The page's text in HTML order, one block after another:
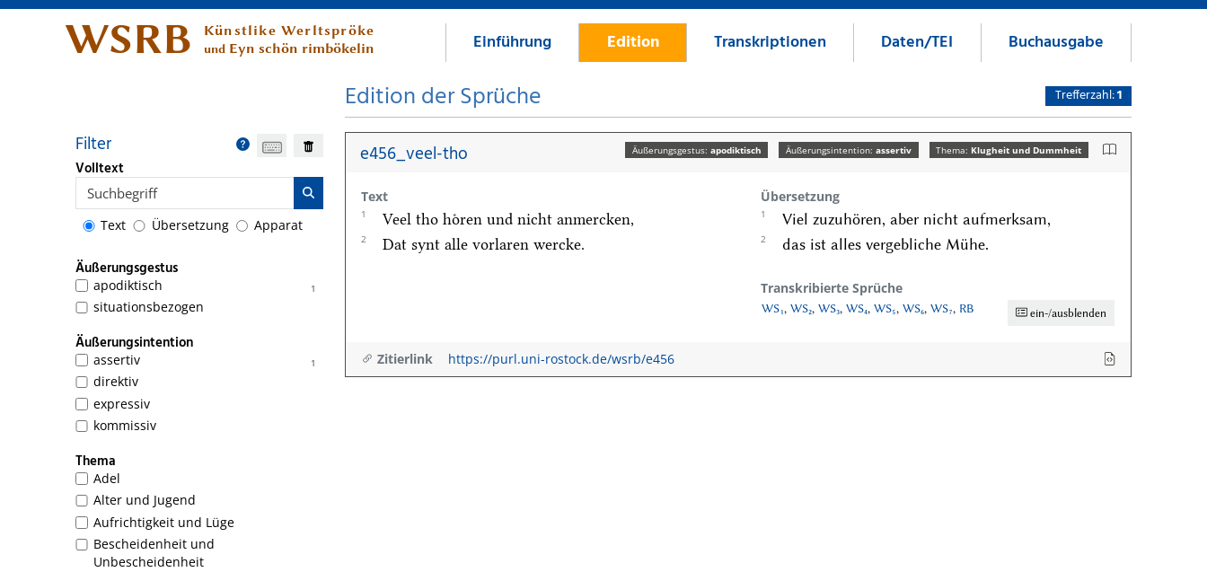
WSRB Künstlike Werltspröke
und Eyn schön rimbökelin Einführung Edition Transkriptionen Daten/TEI Buchausgabe
Filter
Volltext
Text Übersetzung Apparat
Äußerungsgestus
1
apodiktisch
situationsbezogen
Äußerungsintention
1
assertiv
direktiv
expressiv
kommissiv
Thema
Adel
Alter und Jugend
Aufrichtigkeit und Lüge
Bescheidenheit und
Unbescheidenheit
Edition der Sprüche Trefferzahl:1
Äußerungsgestus: apodiktisch Äußerungsintention:assertiv Thema: Klugheit und Dummheit
e456_veel-tho
Text Übersetzung
1 Veel tho hoͤren und nicht anmercken, 1 Viel zuzuhören, aber nicht aufmerksam,
2 Dat synt alle vorlaren wercke. 2 das ist alles vergebliche Mühe.
Transkribierte Sprüche
ein-/ausblenden
WS₁, WS₂, WS₃, WS₄, WS₅, WS₆, WS₇, RB
Zitierlink https://purl.uni-rostock.de/wsrb/e456